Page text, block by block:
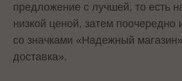
предложение с лучшей, то есть
низкой ценой, затем
со значками «Надежный
доставка».